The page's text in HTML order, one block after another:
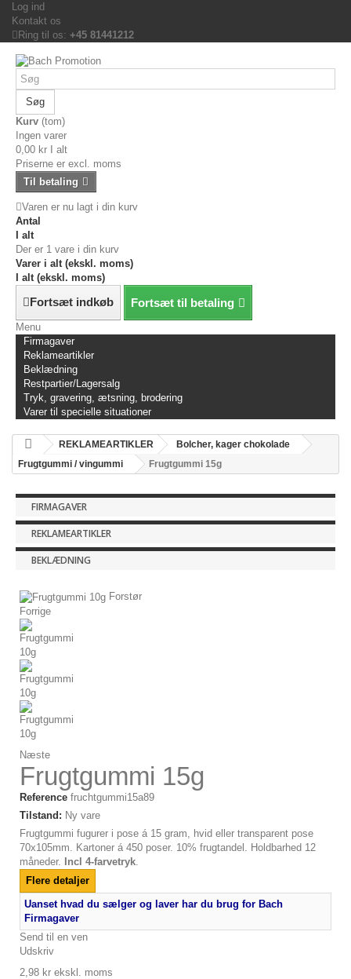
Log ind
Kontakt os
Ring til os: +45 81441212
Søg
Kurv (tom)
Ingen varer
0,00 kr
I alt
Priserne er excl. moms
Til betaling
Varen er nu lagt i din kurv
Antal
I alt
Der er 1 vare i din kurv
Varer i alt (ekskl. moms)
I alt (ekskl. moms)
Fortsæt indkøb Fortsæt til betaling
Menu
Firmagaver
Reklameartikler
Beklædning
Restpartier/Lagersalg
Tryk, gravering, ætsning, brodering
Varer til specielle situationer
REKLAMEARTIKLER
Bolcher, kager chokolade
Frugtgummi / vingummi
Frugtgummi 15g
FIRMAGAVER
REKLAMEARTIKLER
BEKLÆDNING
Forstør
Forrige
Næste
Frugtgummi 15g
Reference fruchtgummi15a89
Tilstand: Ny vare
Frugtgummi fugurer i pose á 15 gram, hvid eller transparent pose
70x105mm. Kartoner á 450 poser. 10% frugtandel. Holdbarhed 12
måneder. Incl 4-farvetryk
Flere detaljer
Uanset hvad du sælger og laver har du brug for Bach
Firmagaver
Send til en ven
Udskriv
2,98 kr ekskl. moms